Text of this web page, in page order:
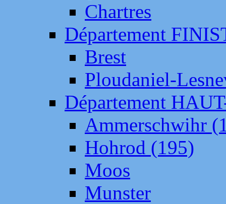
Chartres
Département
Brest
Ploudaniel-
Département
Ammerschwihr
Hohrod (195)
Moos
Munster